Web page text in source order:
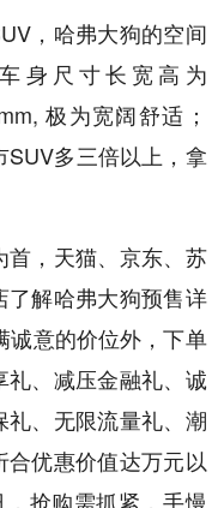
，哈弗大狗的空间
身尺寸长宽高为
极为宽阔舒适；
多三倍以上，拿
，天猫、京东、苏
解哈弗大狗预售详
诚意的价位外，下单
、减压金融礼、诚
、无限流量礼、潮
优惠价值达万元以
抢购需抓紧，手慢